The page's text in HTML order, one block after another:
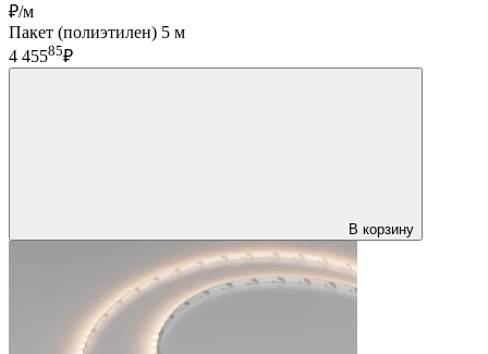
₽/м
Пакет (полиэтилен) 5 м
4 45585₽
В корзину